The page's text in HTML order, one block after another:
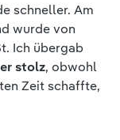
schneller. Am
wurde von
Ich übergab
stolz, obwohl
Zeit schaffte,